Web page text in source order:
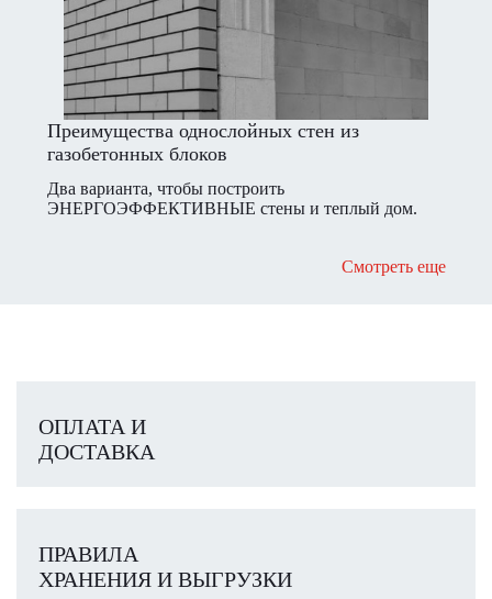
Преимущества однослойных стен из
газобетонных блоков
Два варианта, чтобы построить
ЭНЕРГОЭФФЕКТИВНЫЕ стены и теплый дом.
Смотреть еще
ОПЛАТА И
ДОСТАВКА
ПРАВИЛА
ХРАНЕНИЯ И ВЫГРУЗКИ